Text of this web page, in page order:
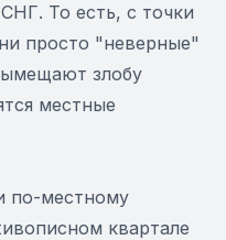
То есть, с точки
просто "неверные"
злобу
местные
по-местному
квартале